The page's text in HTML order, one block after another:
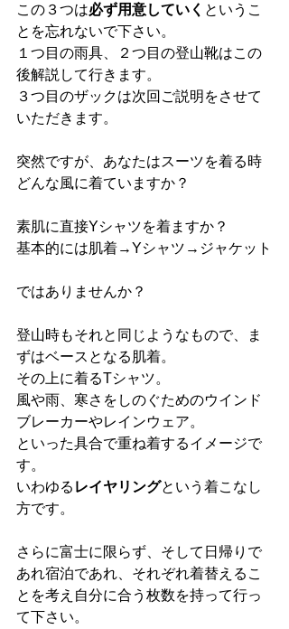
この３つは必ず用意していく というこ
とを忘れないで下さい。
１つ目の雨具、２つ目の登山靴はこの
後解説して行きます。
３つ目のザックは次回ご説明をさせて
いただきます。
突然ですが、あなたはスーツを着る時
どんな風に着ていますか？
素肌に直接Yシャツを着ますか？
基本的には肌着→Yシャツ→ジャケット
ではありませんか？
登山時もそれと同じようなもので、ま
ずはベースとなる肌着。
その上に着るTシャツ。
風や雨、寒さをしのぐためのウインド
ブレーカーやレインウェア。
といった具合で重ね着するイメージで
す。
いわゆる レイヤリングという着こなし
方です。
さらに富士に限らず、そして日帰りで
あれ宿泊であれ、それぞれ着替えるこ
とを考え自分に合う枚数を持って行っ
て下さい。